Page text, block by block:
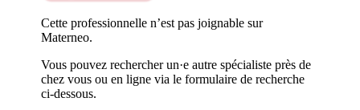
Cette professionnelle n’est pas joignable sur
Materneo.
Vous pouvez rechercher un·e autre spécialiste près de
chez vous ou en ligne via le formulaire de recherche
ci-dessous.